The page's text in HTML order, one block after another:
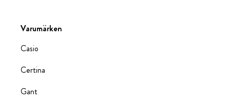
Varumärken
Casio
Certina
Gant